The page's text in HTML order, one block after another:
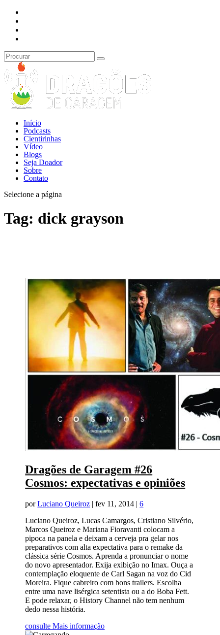
Início
Podcasts
Cientirinhas
Vídeo
Blogs
Seja Doador
Sobre
Contato
Selecione a página
Tag: dick grayson
Dragões de Garagem #26
Cosmos: expectativas e opiniões
porLuciano Queiroz |fev 11, 2014 |6
Luciano Queiroz, Lucas Camargos, Cristiano Silvério,
Marcos Queiroz e Mariana Fioravanti colocam a
pipoca na panela e deixam a cerveja pra gelar nos
preparativos com alta expectativa para o remake da
clássica série Cosmos. Aprenda a pronunciar o nome
do novo apresentador. Exija exibição no Imax. Ouça a
contemplação eloquente de Carl Sagan na voz do Cid
Moreira. Fique cabreiro com bons trailers. Escolha
entre uma nave lisérgica setentista ou a do Boba Fett.
E pode relaxar, o History Channel não tem nenhum
dedo nessa história.
consulte Mais informação